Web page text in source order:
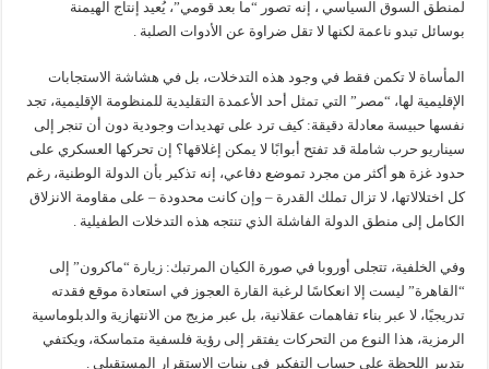
لمنطق السوق السياسي ، إنه تصور “ما بعد قومي”، يُعيد إنتاج الهيمنة
بوسائل تبدو ناعمة لكنها لا تقل ضراوة عن الأدوات الصلبة .
المأساة لا تكمن فقط في وجود هذه التدخلات، بل في هشاشة الاستجابات
الإقليمية لها، “مصر” التي تمثل أحد الأعمدة التقليدية للمنظومة الإقليمية، تجد
نفسها حبيسة معادلة دقيقة: كيف ترد على تهديدات وجودية دون أن تنجر إلى
سيناريو حرب شاملة قد تفتح أبوابًا لا يمكن إغلاقها؟ إن تحركها العسكري على
حدود غزة هو أكثر من مجرد تموضع دفاعي، إنه تذكير بأن الدولة الوطنية، رغم
كل اختلالاتها، لا تزال تملك القدرة – وإن كانت محدودة – على مقاومة الانزلاق
الكامل إلى منطق الدولة الفاشلة الذي تنتجه هذه التدخلات الطفيلية .
وفي الخلفية، تتجلى أوروبا في صورة الكيان المرتبك: زيارة “ماكرون” إلى
“القاهرة” ليست إلا انعكاسًا لرغبة القارة العجوز في استعادة موقع فقدته
تدريجيًا، لا عبر بناء تفاهمات عقلانية، بل عبر مزيج من الانتهازية والدبلوماسية
الرمزية، هذا النوع من التحركات يفتقر إلى رؤية فلسفية متماسكة، ويكتفي
بتدبير اللحظة على حساب التفكير في بنيات الاستقرار المستقبلي .